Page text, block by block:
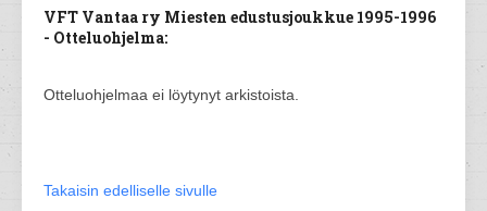
VFT Vantaa ry Miesten edustusjoukkue 1995-1996
- Otteluohjelma:
Otteluohjelmaa ei löytynyt arkistoista.
Takaisin edelliselle sivulle